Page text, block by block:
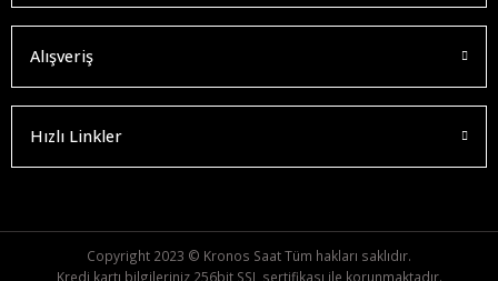
Alışveriş
Hızlı Linkler
Copyright 2023 © Kronos Saat Tüm hakları saklıdır.
Kredi kartı bilgileriniz 256bit SSL sertifikası ile korunmaktadır.